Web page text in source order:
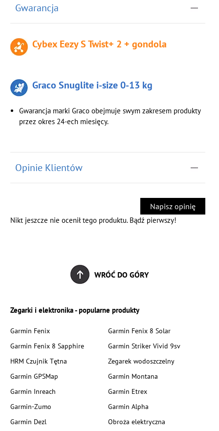
Gwarancja
Cybex Eezy S Twist+ 2 + gondola
Graco Snuglite i-size 0-13 kg
Gwarancja marki Graco obejmuje swym zakresem produkty
przez okres 24-ech miesięcy.
Opinie Klientów
Napisz opinię
Nikt jeszcze nie ocenił tego produktu. Bądź pierwszy!
WRÓĆ DO GÓRY
Zegarki i elektronika - popularne produkty
Garmin Fenix
Garmin Fenix 8 Solar
Garmin Fenix 8 Sapphire
Garmin Striker Vivid 9sv
HRM Czujnik Tętna
Zegarek wodoszczelny
Garmin GPSMap
Garmin Montana
Garmin Inreach
Garmin Etrex
Garmin-Zumo
Garmin Alpha
Garmin Dezl
Obroża elektryczna